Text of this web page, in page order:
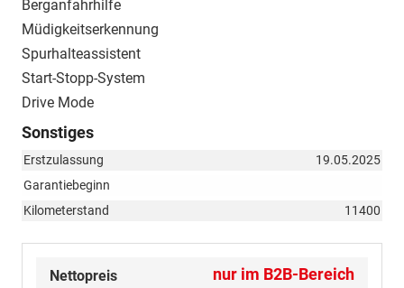
Berganfahrhilfe
Müdigkeitserkennung
Spurhalteassistent
Start-Stopp-System
Drive Mode
Sonstiges
Erstzulassung
19.05.2025
Garantiebeginn
Kilometerstand
11400
Nettopreis nur im B2B-Bereich